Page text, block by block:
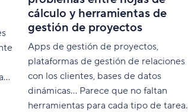
cálculo y herramientas de
gestión de proyectos
Apps de gestión de proyectos,
plataformas de gestión de relaciones
con los clientes, bases de datos
dinámicas… Parece que no faltan
herramientas para cada tipo de tarea.